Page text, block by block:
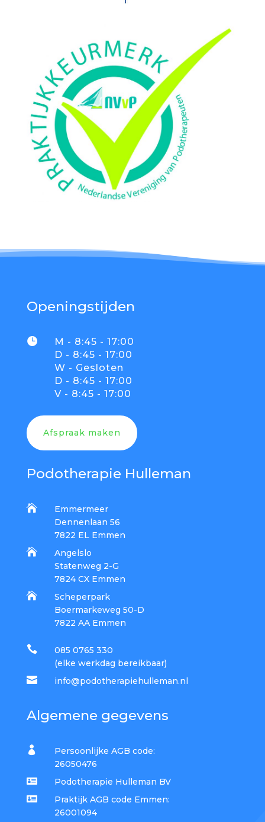
Openingstijden

M - 8:45 - 17:00
D - 8:45 - 17:00
W - Gesloten
D - 8:45 - 17:00
V - 8:45 - 17:00
Afspraak maken
Podotherapie Hulleman

Emmermeer
Dennenlaan 56
7822 EL Emmen

Angelslo
Statenweg 2-G
7824 CX Emmen

Scheperpark
Boermarkeweg 50-D
7822 AA Emmen

085 0765 330​
(elke werkdag bereikbaar)

info@podotherapiehulleman.nl
Algemene gegevens

Persoonlijke AGB code:
26050476

Podotherapie Hulleman BV

Praktijk AGB code Emmen:
26001094